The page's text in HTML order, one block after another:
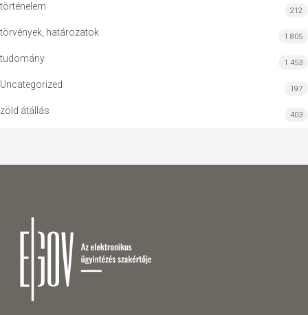
történelem 212
törvények, határozatok 1 805
tudomány 1 453
Uncategorized 197
zöld átállás 403